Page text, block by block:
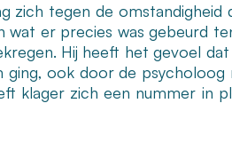
zich tegen de omstandigheid
er precies was gebeurd
Hij heeft het gevoel
ook door de psycholoog
klager zich een nummer in